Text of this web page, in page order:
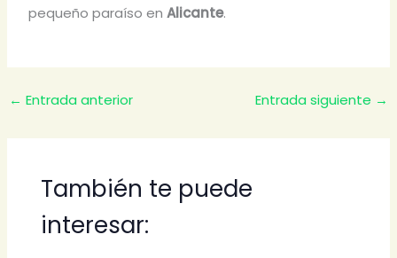
pequeño paraíso enAlicante.
← Entrada anterior Entrada siguiente →
También te puede
interesar: